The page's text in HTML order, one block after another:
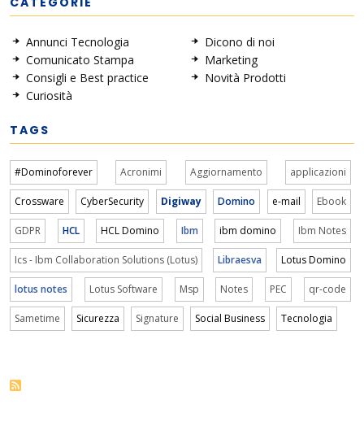
Annunci Tecnologia
Comunicato Stampa
Consigli e Best practice
Curiosità
Dicono di noi
Marketing
Novità Prodotti
TAGS
#Dominoforever Acronimi Aggiornamento applicazioni
Crossware CyberSecurity Digiway Domino e-mail Ebook
GDPR HCL HCL Domino Ibm ibm domino Ibm Notes
Ics - Ibm Collaboration Solutions (Lotus) Libraesva Lotus Domino
lotus notes Lotus Software Msp Notes PEC qr-code
Sametime Sicurezza Signature Social Business Tecnologia